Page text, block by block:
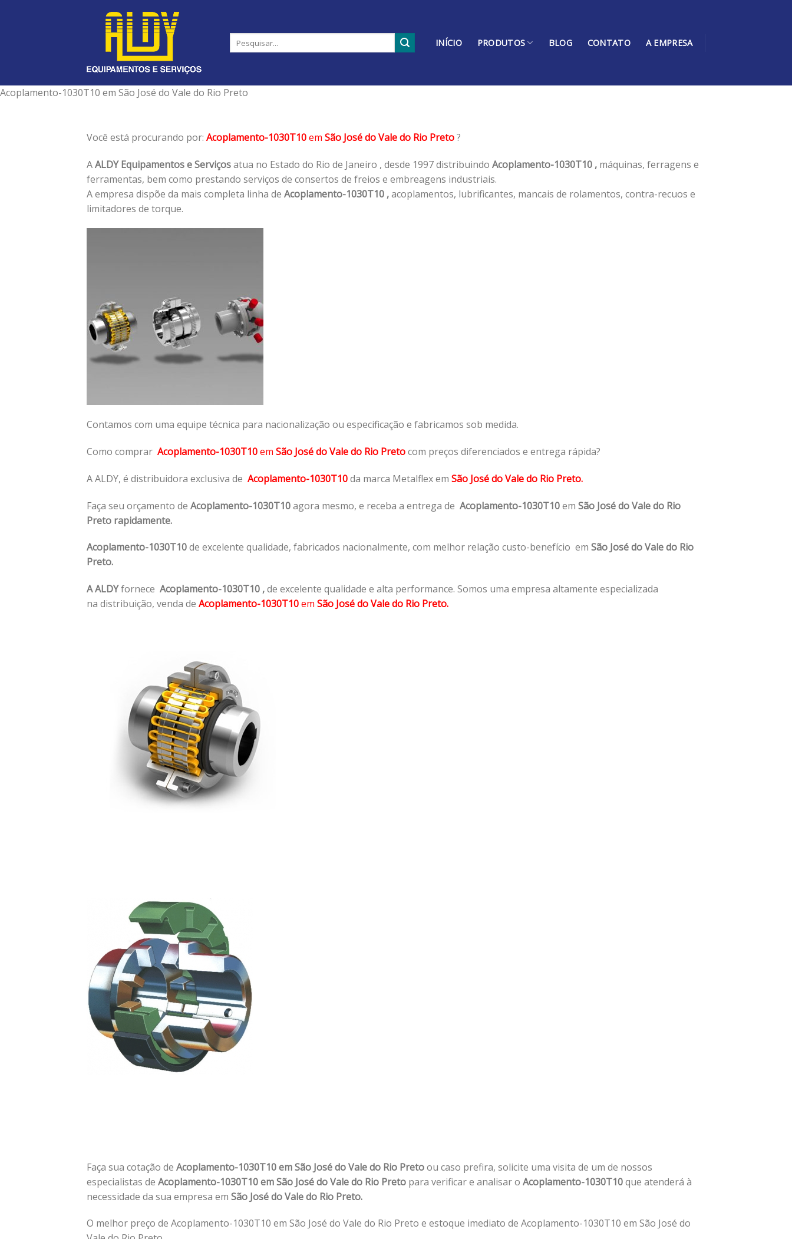
INÍCIO PRODUTOS BLOG CONTATO A EMPRESA
Acoplamento-1030T10 em São José do Vale do Rio Preto
Você está procurando por: Acoplamento-1030T10em São José do Vale do Rio Preto?
AALDY Equipamentos e Serviçosatua no Estado do Rio de Janeiro , desde 1997 distribuindo Acoplamento-1030T10 , máquinas, ferragens e
ferramentas, bem como prestando serviços de consertos de freios e embreagens industriais.
A empresa dispõe da mais completa linha de Acoplamento-1030T10 ,acoplamentos, lubrificantes, mancais de rolamentos, contra-recuos e
limitadores de torque.
Contamos com uma equipe técnica para nacionalização ou especificação e fabricamos sob medida.
Como comprar Acoplamento-1030T10em São José do Vale do Rio Pretocom preços diferenciados e entrega rápida?
A ALDY, é distribuidora exclusiva de Acoplamento-1030T10da marca Metalflex em São José do Vale do Rio Preto.
Faça seu orçamento de Acoplamento-1030T10agora mesmo, e receba a entrega de Acoplamento-1030T10em São José do Vale do Rio
Preto rapidamente.
Acoplamento-1030T10de excelente qualidade, fabricados nacionalmente, com melhor relação custo-benefício em São José do Vale do Rio
Preto.
A ALDYfornece Acoplamento-1030T10 ,de excelente qualidade e alta performance. Somos uma empresa altamente especializada
na distribuição, venda de Acoplamento-1030T10em São José do Vale do Rio Preto.
Faça sua cotação de Acoplamento-1030T10 em São José do Vale do Rio Pretoou caso prefira, solicite uma visita de um de nossos
especialistas de Acoplamento-1030T10 em São José do Vale do Rio Preto para verificar e analisar o Acoplamento-1030T10que atenderá à
necessidade da sua empresa em São José do Vale do Rio Preto.
O melhor preço de Acoplamento-1030T10 em São José do Vale do Rio Preto e estoque imediato de Acoplamento-1030T10 em São José do